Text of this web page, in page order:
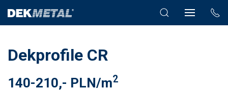
Dekprofile CR
140-210,- PLN/m2